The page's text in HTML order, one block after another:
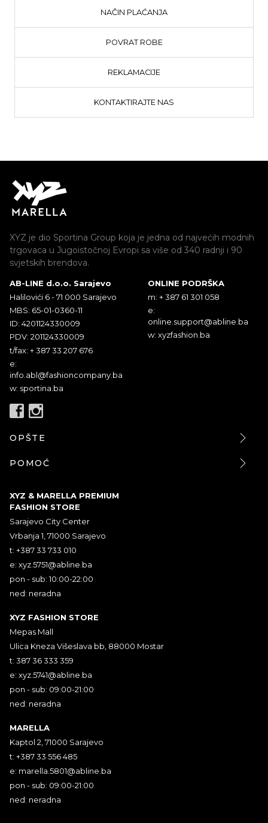
NAČIN PLAĆANJA
POVRAT ROBE
REKLAMACIJE
KONTAKTIRAJTE NAS
XYZ je dio Sportina Group koja je jedna od najvećih modnih
trgovaca u Jugoistočnoj Evropi sa više od 340 radnji i 90
svjetskih brendova.
AB-LINE d.o.o. Sarajevo
Halilovići 6 - 71 000 Sarajevo
MBS: 65-01-0360-11
ID: 4201124330009
PDV: 201124330009
t/fax: + 387 33 207 676
e:
info.abl@fashioncompany.ba
w: sportina.ba
ONLINE PODRŠKA
m: + 387 61 301 058
e:
online.support@abline.ba
w: xyzfashion.ba
OPŠTE
POMOĆ
XYZ & MARELLA PREMIUM
FASHION STORE
Sarajevo City Center
Vrbanja 1, 71000 Sarajevo
t: +387 33 733 010
e: xyz.5751@abline.ba
pon - sub: 10:00-22:00
ned: neradna
XYZ FASHION STORE
Mepas Mall
Ulica Kneza Višeslava bb, 88000 Mostar
t: 387 36 333 359
e: xyz.5741@abline.ba
pon - sub: 09:00-21:00
ned: neradna
MARELLA
Kaptol 2, 71000 Sarajevo
t: +387 33 556 485
e: marella.5801@abline.ba
pon - sub: 09:00-21:00
ned: neradna